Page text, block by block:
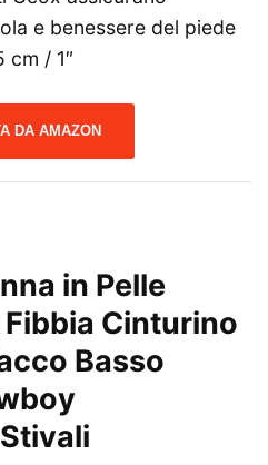
e benessere del piede
cm / 1″
DA AMAZON
in Pelle
Cinturino
Basso